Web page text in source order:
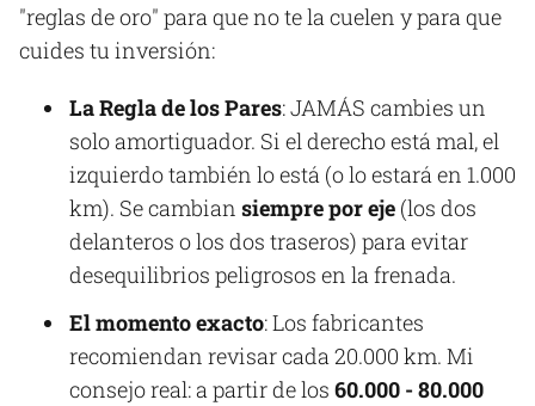
"reglas de oro" para que no te la cuelen y para que
cuides tu inversión:
La Regla de los Pares: JAMÁS cambies un
solo amortiguador. Si el derecho está mal, el
izquierdo también lo está (o lo estará en 1.000
km). Se cambian siempre por eje (los dos
delanteros o los dos traseros) para evitar
desequilibrios peligrosos en la frenada.
El momento exacto: Los fabricantes
recomiendan revisar cada 20.000 km. Mi
consejo real: a partir de los 60.000 - 80.000